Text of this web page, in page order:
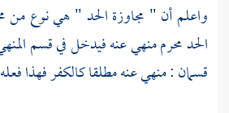
واعلم أن " مجاوزة الحد " هي نوع من
الحد محرم منهي عنه فيدخل في قسم
قسمان : منهي عنه مطلقا كالكفر فهذا